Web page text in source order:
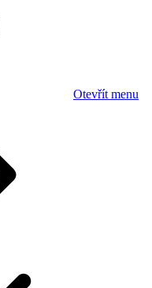
Otevřít menu